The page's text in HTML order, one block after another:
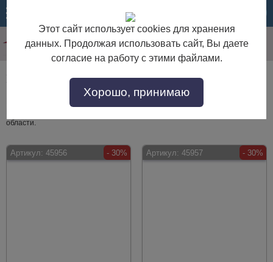
Шкафы-купе для одежды с каретной стяжкой
Шкафы-купе для одежды с каретной стяжкой по выгодной цене.
области.
Артикул: 45956 - 30% Артикул: 45957 - 30%
Этот сайт использует cookies для хранения
данных. Продолжая использовать сайт, Вы даете
согласие на работу с этими файлами.
Хорошо, принимаю